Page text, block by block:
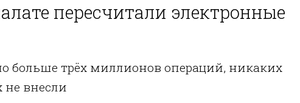
пересчитали электронные
больше трёх миллионов операций, никаких
внесли